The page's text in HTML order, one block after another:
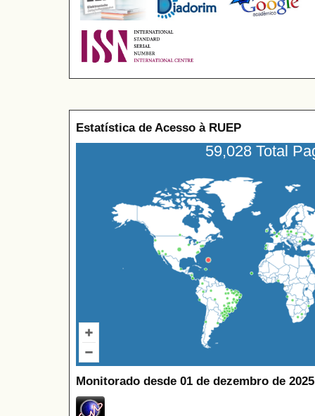
Estatística de Acesso à RUEP
59,028 Total
Monitorado desde 01 de dezembro de